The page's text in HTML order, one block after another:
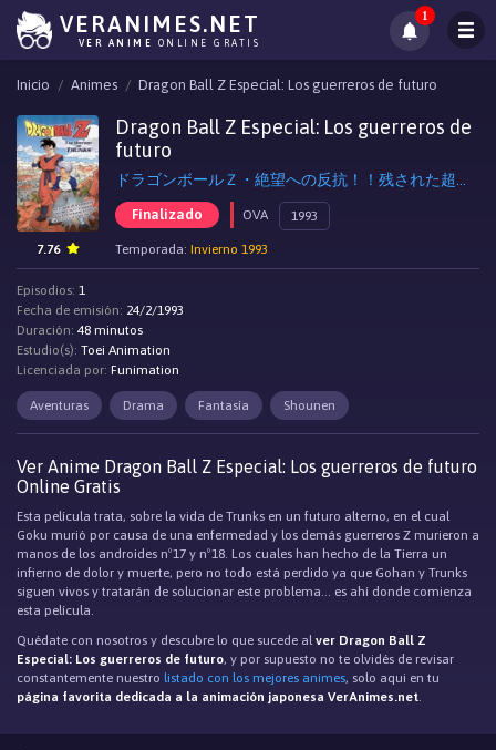
VERANIMES.NET
VER ANIME ONLINE GRATIS
1
Inicio Animes Dragon Ball Z Especial: Los guerreros de futuro
Dragon Ball Z Especial: Los guerreros de
futuro
Finalizado OVA 1993
Temporada: Invierno 1993
7.76
Episodios: 1
Fecha de emisión: 24/2/1993
Duración: 48 minutos
Estudio(s): Toei Animation
Licenciada por: Funimation
Aventuras Drama Fantasía Shounen
Ver Anime Dragon Ball Z Especial: Los guerreros de futuro
Online Gratis
Esta película trata, sobre la vida de Trunks en un futuro alterno, en el cual
Goku murió por causa de una enfermedad y los demás guerreros Z murieron a
manos de los androides nº17 y nº18. Los cuales han hecho de la Tierra un
infierno de dolor y muerte, pero no todo está perdido ya que Gohan y Trunks
siguen vivos y tratarán de solucionar este problema... es ahí donde comienza
esta película.
Quédate con nosotros y descubre lo que sucede alver Dragon Ball Z
Especial: Los guerreros de futuro, y por supuesto no te olvidés de revisar
constantemente nuestro listado con los mejores animes, solo aqui en tu
página favorita dedicada a la animación japonesa VerAnimes.net.